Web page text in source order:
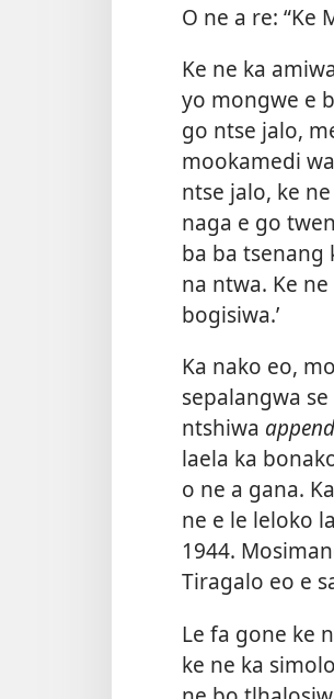
O ne a re: “Ke
Ke ne ka
yo mongwe e
go ntse jalo,
mookamedi
ntse jalo, ke
naga e go
ba ba tsenang
na ntwa. Ke
bogisiwa.’
Ka nako eo,
sepalangwa
ntshiwa
laela ka
o ne a gana.
ne e le leloko
1944.
Tiragalo eo e
Le fa gone ke
ke ne ka